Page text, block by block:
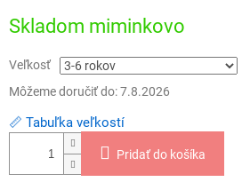
cena:
Skladom miminkovo
Veľkosť
Môžeme doručiť do:7.8.2026
📏 Tabuľka veľkostí
Pridať do košíka